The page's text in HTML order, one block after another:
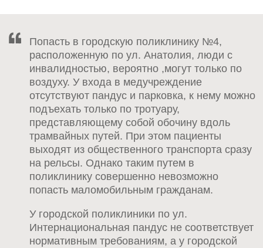
Попасть в городскую поликлинику №4,
расположенную по ул. Анатолия, люди с
инвалидностью, вероятно ,могут только по
воздуху. У входа в медучреждение
отсутствуют пандус и парковка, к нему можно
подъехать только по тротуару,
представляющему собой обочину вдоль
трамвайных путей. При этом пациенты
выходят из общественного транспорта сразу
на рельсы. Однако таким путем в
поликлинику совершенно невозможно
попасть маломобильным гражданам.
У городской поликлиники по ул.
Интернациональная пандус не соответствует
нормативным требованиям, а у городской